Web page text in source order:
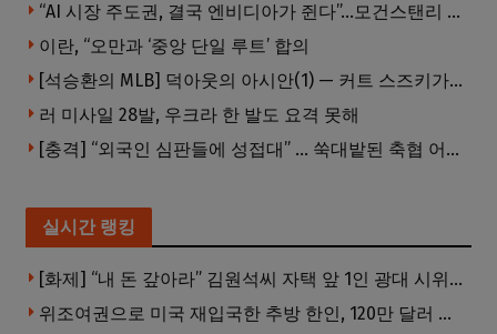
“AI 시장 주도권, 결국 엔비디아가 쥔다”…모건스탠리 장담
이란, “오만과 ‘중앙 단일 루트’ 합의
[석승환의 MLB] 덕아웃의 아시안(1) — 커트 스즈키가 우리에게 묻는 것
러 미사일 28발, 우크라 한 발도 요격 못해
[충격] “외국인 심판들에 성접대” … 쑥대밭된 축협 어디까지 추락하나
실시간 랭킹
[화제] “내 돈 갚아라” 김원석씨 자택 앞 1인 광대 시위 … 한인 투자사, “108만 달러 못받아”
위조여권으로 미국 재입국한 추방 한인, 120만 달러 은행 사기 행각